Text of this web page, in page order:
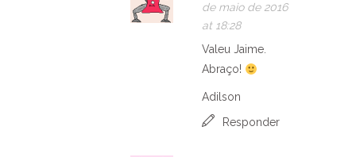
de maio de 2016
at 18:28
Valeu Jaime.
Abraço!
Adilson
Responder